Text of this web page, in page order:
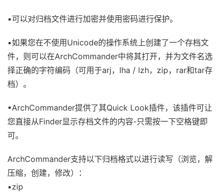
•可以对归档文件进行加密并使用密码进行保护。
•如果您在不使用Unicode的操作系统上创建了一个存档文
件，则可以在ArchCommander中将其打开，并为文件名选
择正确的字符编码（可用于arj，lha / lzh，zip，rar和tar存
档）。
•ArchCommander提供了其Quick Look插件，该插件可让
您直接从Finder显示存档文件的内容-只需按一下空格键即
可。
ArchCommander支持以下归档格式以进行读写（浏览，解
压缩，创建，修改）：
•zip